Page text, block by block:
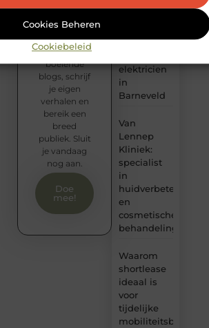
Cookies Beheren
Cookiebeleid
woningen
elektricien
in
Barneveld
Van
Lennep
Kliniek:
specialist
in
huidverbetering
en
cosmetische
behandelingen
Waarom
shortlease
ideaal is
voor
tijdelijke
groeiende
blogcommunity!
Lees
boeiende
blogs, schrijf
je eigen
verhalen en
bereik een
breed
publiek. Sluit
je vandaag
nog aan.
Doe
mee!